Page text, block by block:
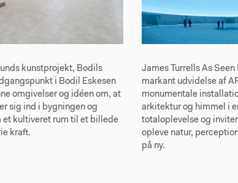
kunstprojekt, Bodils
i Bodil Eskesen
omgivelser og idéen om, at
sig ind i bygningen og
et kultiveret rum til et billede
kraft.
James Turrells As
markant udvidelse af
monumentale
arkitektur og himmel i
totaloplevelse og
opleve natur,
på ny.